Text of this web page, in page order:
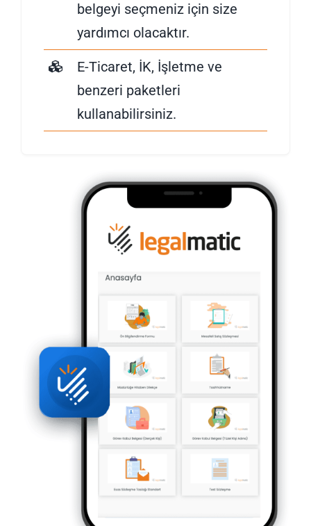
belgeyi seçmeniz için size
yardımcı olacaktır.
E-Ticaret, İK, İşletme ve
benzeri paketleri
kullanabilirsiniz.